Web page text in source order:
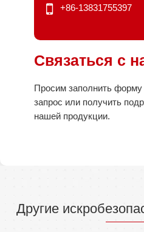
+86-13831755397
Связаться с
Просим заполнить
запрос или получить
нашей продукции.
Другие